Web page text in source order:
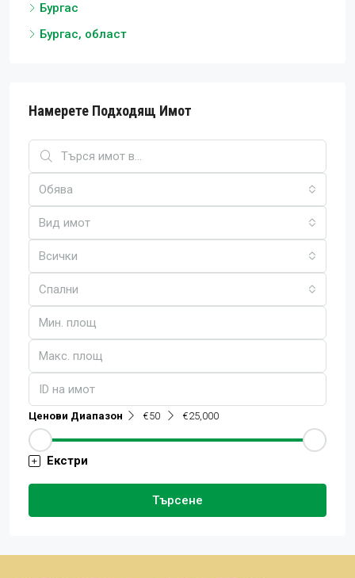
Бургас
Бургас, област
Намерете Подходящ Имот
Обява
Вид имот
Всички
Спални
Ценови Диапазон €50 €25,000
Екстри
Търсене